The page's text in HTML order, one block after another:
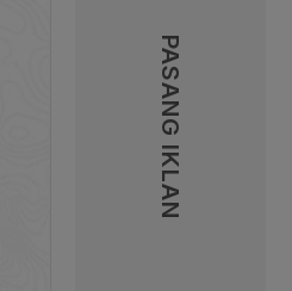
PASANG IKLAN